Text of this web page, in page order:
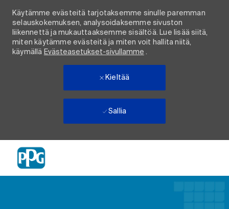
Käytämme evästeitä tarjotaksemme sinulle paremman
selauskokemuksen, analysoidaksemme sivuston
liikennettä ja mukauttaaksemme sisältöä. Lue lisää siitä,
miten käytämme evästeitä ja miten voit hallita niitä,
käymällä Evästeasetukset-sivullamme .
Kieltää
Sallia